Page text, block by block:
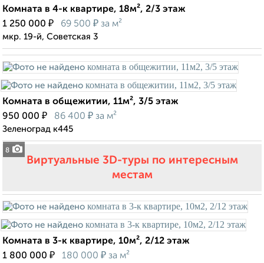
Комната в 4-к квартире, 18м², 2/3 этаж
1 250 000 ₽ 69 500 ₽ за м²
мкр. 19-й, Советская 3
8
Комната в общежитии, 11м², 3/5 этаж
950 000 ₽ 86 400 ₽ за м²
Зеленоград к445
Виртуальные 3D-туры по интересным
местам
Комната в 3-к квартире, 10м², 2/12 этаж
1 800 000 ₽ 180 000 ₽ за м²